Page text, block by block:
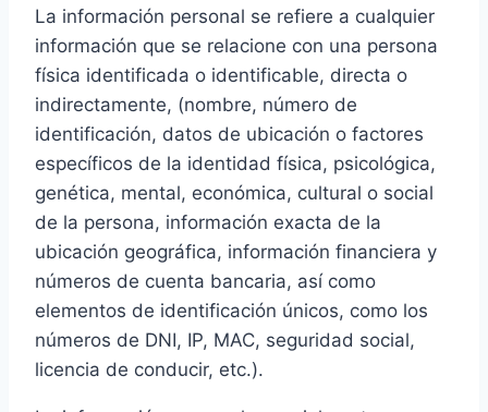
La información personal se refiere a cualquier
información que se relacione con una persona
física identificada o identificable, directa o
indirectamente, (nombre, número de
identificación, datos de ubicación o factores
específicos de la identidad física, psicológica,
genética, mental, económica, cultural o social
de la persona, información exacta de la
ubicación geográfica, información financiera y
números de cuenta bancaria, así como
elementos de identificación únicos, como los
números de DNI, IP, MAC, seguridad social,
licencia de conducir, etc.).